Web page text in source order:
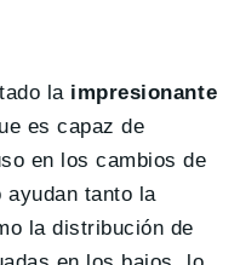
la impresionante
es capaz de
en los cambios de
ayudan tanto la
la distribución de